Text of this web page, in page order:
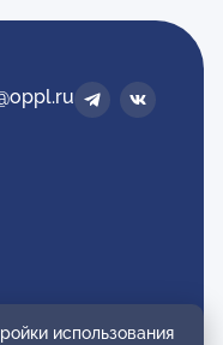
и партнеров
использования